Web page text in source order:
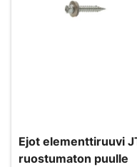
Ejot elementtiruuvi
ruostumaton puulle